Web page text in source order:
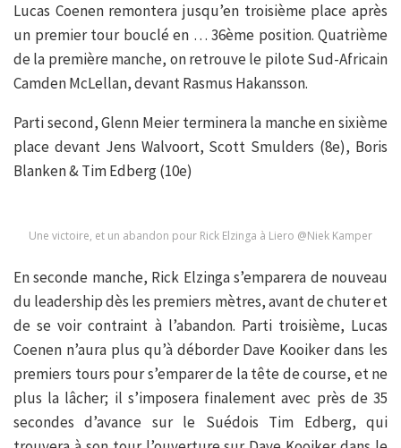
Lucas Coenen remontera jusqu’en troisième place après
un premier tour bouclé en … 36ème position. Quatrième
de la première manche, on retrouve le pilote Sud-Africain
Camden McLellan, devant Rasmus Hakansson.
Parti second, Glenn Meier terminera la manche en sixième
place devant Jens Walvoort, Scott Smulders (8e), Boris
Blanken & Tim Edberg (10e)
Une victoire, et un abandon pour Rick Elzinga à Liero @Niek Kamper
En seconde manche, Rick Elzinga s’emparera de nouveau
du leadership dès les premiers mètres, avant de chuter et
de se voir contraint à l’abandon. Parti troisième, Lucas
Coenen n’aura plus qu’à déborder Dave Kooiker dans les
premiers tours pour s’emparer de la tête de course, et ne
plus la lâcher; il s’imposera finalement avec près de 35
secondes d’avance sur le Suédois Tim Edberg, qui